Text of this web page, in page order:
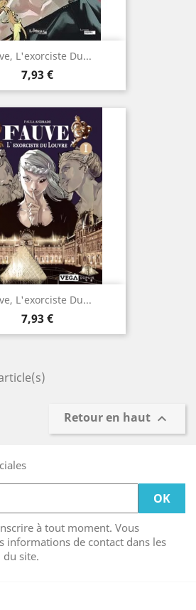
L'exorciste Du...
Prix
7,93 €
L'exorciste Du...
Prix
7,93 €
Retour en haut 
à tout moment. Vous
informations de contact dans les
site.